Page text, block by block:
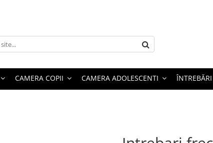
CAMERA COPII CAMERA ADOLESCENTI